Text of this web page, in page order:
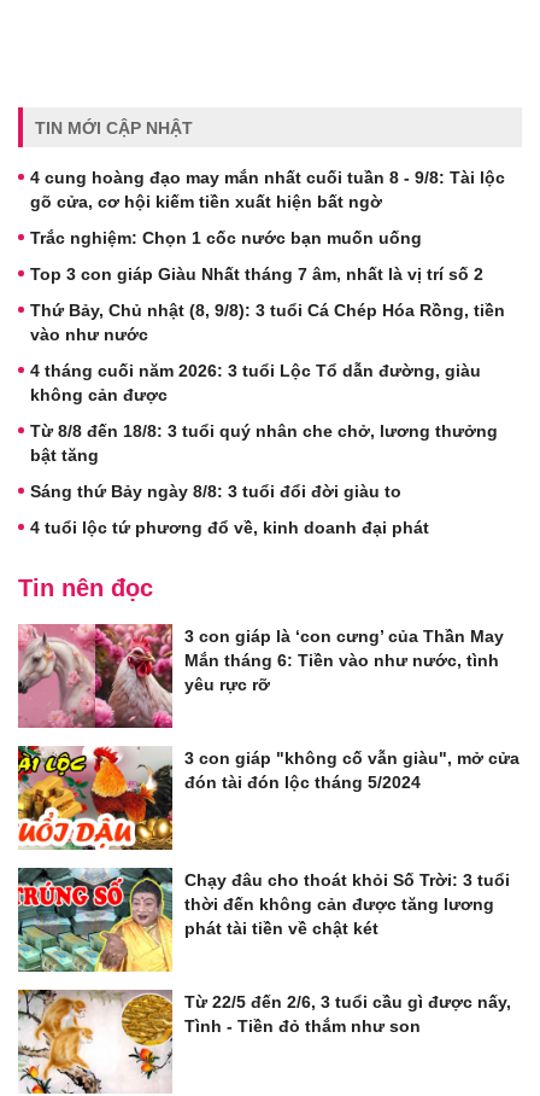
TIN MỚI CẬP NHẬT
4 cung hoàng đạo may mắn nhất cuối tuần 8 - 9/8: Tài lộc
gõ cửa, cơ hội kiếm tiền xuất hiện bất ngờ
Trắc nghiệm: Chọn 1 cốc nước bạn muốn uống
Top 3 con giáp Giàu Nhất tháng 7 âm, nhất là vị trí số 2
Thứ Bảy, Chủ nhật (8, 9/8): 3 tuổi Cá Chép Hóa Rồng, tiền
vào như nước
4 tháng cuối năm 2026: 3 tuổi Lộc Tổ dẫn đường, giàu
không cản được
Từ 8/8 đến 18/8: 3 tuổi quý nhân che chở, lương thưởng
bật tăng
Sáng thứ Bảy ngày 8/8: 3 tuổi đổi đời giàu to
4 tuổi lộc tứ phương đổ về, kinh doanh đại phát
Tin nên đọc
3 con giáp là ‘con cưng’ của Thần May
Mắn tháng 6: Tiền vào như nước, tình
yêu rực rỡ
3 con giáp "không cố vẫn giàu", mở cửa
đón tài đón lộc tháng 5/2024
Chạy đâu cho thoát khỏi Số Trời: 3 tuổi
thời đến không cản được tăng lương
phát tài tiền về chật két
Từ 22/5 đến 2/6, 3 tuổi cầu gì được nấy,
Tình - Tiền đỏ thắm như son